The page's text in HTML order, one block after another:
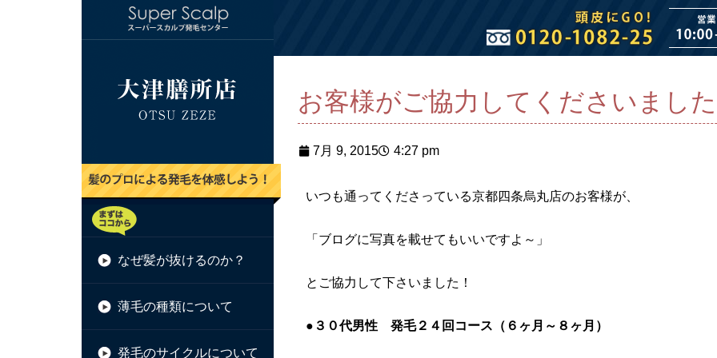
なぜ髪が抜けるのか？
薄毛の種類について
発毛のサイクルについて
お客様がご協力してくださいまし
7月 9, 2015 4:27 pm
いつも通ってくださっている京都四条烏丸店のお客様が、
「ブログに写真を載せてもいいですよ～」
とご協力して下さいました！
●３０代男性 発毛２４回コース（６ヶ月～８ヶ月）